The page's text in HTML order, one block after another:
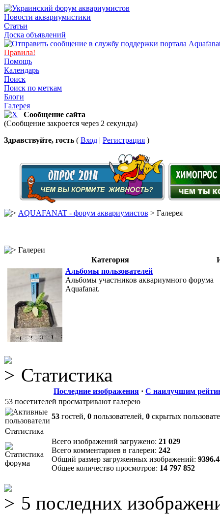
Новости аквариумистики
Статьи
Доска объявлений
Правила!
Помощь
Календарь
Поиск
Поиск по меткам
Блоги
Галерея
Сообщение сайта
(Сообщение закроется через 2 секунды)
Здравствуйте, гость ( Вход | Регистрация )
AQUAFANAT - форум аквариумистов > Галерея
Галереи
Категория
Альбомы пользователей
Альбомы участников аквариумного форума
Aquafanat.
Статистика
Последние изображения · С наилучшим
53 посетителей просматривают галерею
53 гостей, 0 пользователей, 0 скрытых
Статистика
Всего изображений загружено: 21 029
Всего комментариев в галереи: 242
Общий размер загруженных изображений:
Общее количество просмотров: 14 797 852
5 последних